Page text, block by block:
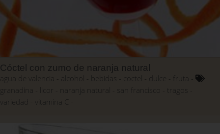
Cóctel con zumo de naranja natural
agua de valencia
bebidas coctel dulce
fruta
granadina
naranja natural
tragos
variedad
vitamina C